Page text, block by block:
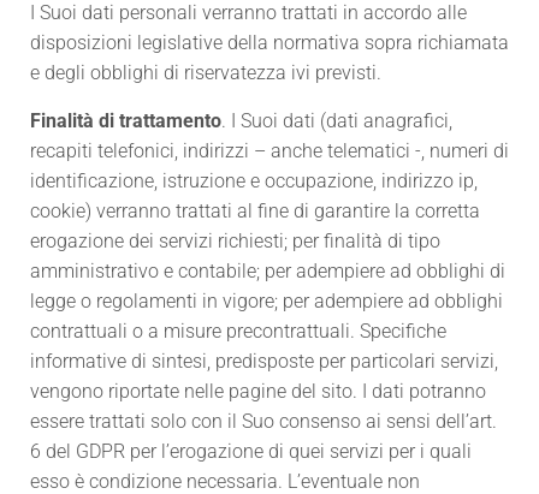
I Suoi dati personali verranno trattati in accordo alle
disposizioni legislative della normativa sopra richiamata
e degli obblighi di riservatezza ivi previsti.
Finalità di trattamento. I Suoi dati (dati anagrafici,
recapiti telefonici, indirizzi – anche telematici -, numeri di
identificazione, istruzione e occupazione, indirizzo ip,
cookie) verranno trattati al fine di garantire la corretta
erogazione dei servizi richiesti; per finalità di tipo
amministrativo e contabile; per adempiere ad obblighi di
legge o regolamenti in vigore; per adempiere ad obblighi
contrattuali o a misure precontrattuali. Specifiche
informative di sintesi, predisposte per particolari servizi,
vengono riportate nelle pagine del sito. I dati potranno
essere trattati solo con il Suo consenso ai sensi dell’art.
6 del GDPR per l’erogazione di quei servizi per i quali
esso è condizione necessaria. L’eventuale non